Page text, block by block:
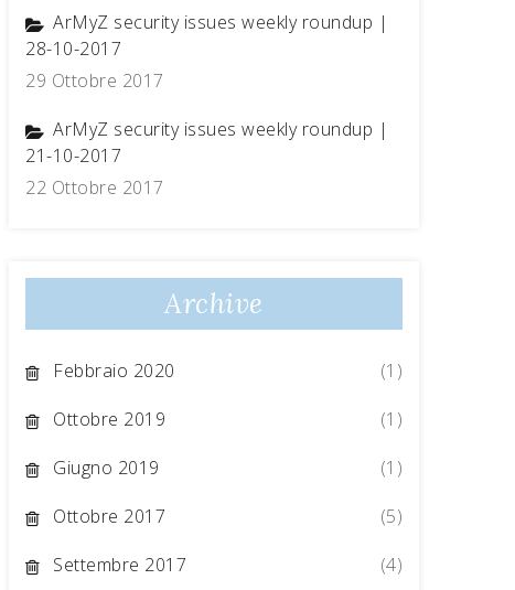
ArMyZ security issues weekly roundup |
28-10-2017
29 Ottobre 2017
ArMyZ security issues weekly roundup |
21-10-2017
22 Ottobre 2017
Archive
Febbraio 2020
(1)
Ottobre 2019
(1)
Giugno 2019
(1)
Ottobre 2017
(5)
Settembre 2017
(4)